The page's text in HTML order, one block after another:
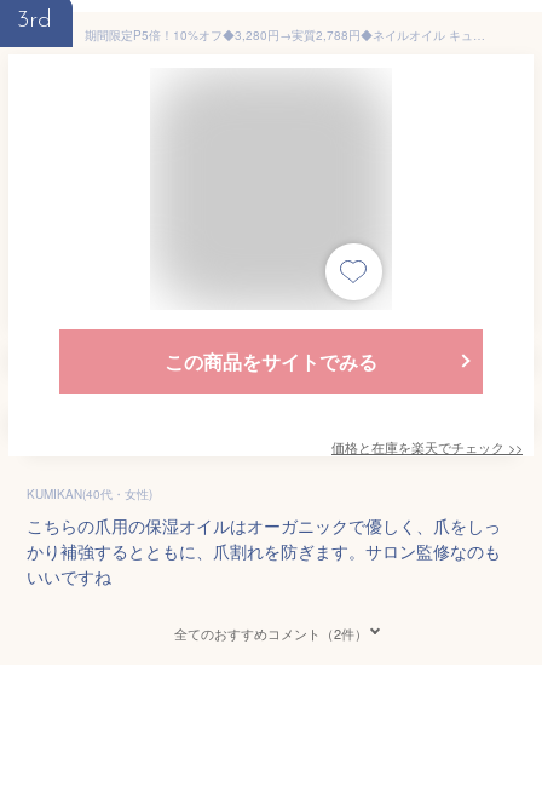
3rd
期間限定P5倍！10%オフ◆3,280円→実質2,788円◆ネイルオイル キューティクルオイル 爪 ネイル オイル 美容液 ケア スポイト 自爪育成 自爪 足爪 ジェルネイル 補強 オーガニック ネイルケア ネイルセラム 爪割れ ハイポニキウム 10ml 育爪 大人の爪オイル 保湿
この商品をサイトでみる
価格と在庫を楽天でチェック >>
KUMIKAN(40代・女性)
こちらの爪用の保湿オイルはオーガニックで優しく、爪をしっ
かり補強するとともに、爪割れを防ぎます。サロン監修なのも
いいですね
全てのおすすめコメント（2件）